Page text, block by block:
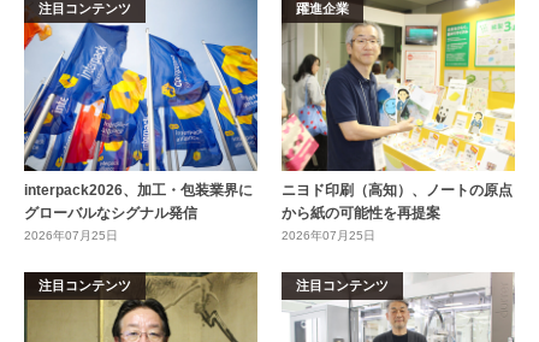
注目コンテンツ
interpack2026、加工・包装業界に
グローバルなシグナル発信
2026年07月25日
躍進企業
ニヨド印刷（高知）、ノートの原点
から紙の可能性を再提案
2026年07月25日
注目コンテンツ 注目コンテンツ